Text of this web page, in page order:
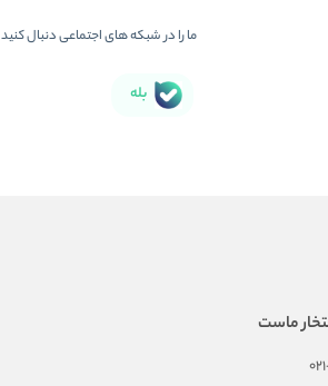
ما را در شبکه های اجتماعی دنبال کنید
بله
ماست